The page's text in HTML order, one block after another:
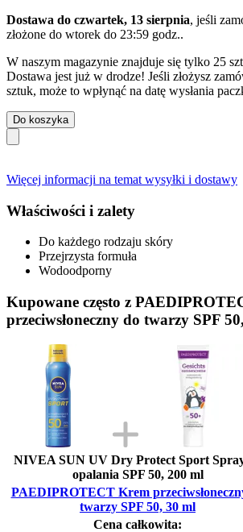
Dostawa do czwartek, 13 sierpnia, jeśli
złożone do wtorek do 23:59 godz..
W naszym magazynie znajduje się tylko 25
Dostawa jest już w drodze! Jeśli złożysz
sztuk, może to wpłynąć na datę wysłania
Do koszyka
Więcej informacji na temat wysyłki i dostawy
Właściwości i zalety
Do każdego rodzaju skóry
Przejrzysta formuła
Wodoodporny
Kupowane często z
przeciwsłoneczny do twarzy SPF
NIVEA SUN UV Dry Protect Sport
opalania SPF 50, 200 ml
PAEDIPROTECT Krem
twarzy SPF 50, 30 ml
Cena całkowita: